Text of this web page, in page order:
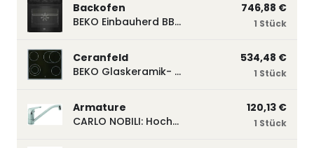
Backofen
BEKO Einbauherd BBUM113N2B mit Hydrolyse, Schwarz BBUM113N2B
746,88 €
1 Stück
Ceranfeld
BEKO Glaskeramik- Strahlungskochfeld EH 9641 XHN, herdgebunden EH9641XHN
534,48 €
1 Stück
Armature
CARLO NOBILI: Hochdruck- Einhebelmischbatterie Blue, Mischbatterie verchromt 17770
120,13 €
1 Stück